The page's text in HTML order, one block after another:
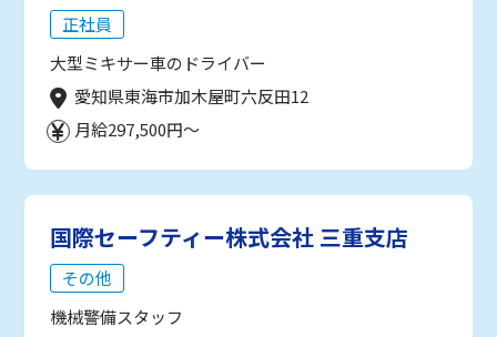
正社員
大型ミキサー車のドライバー
愛知県東海市加木屋町六反田12
月給297,500円～
国際セーフティー株式会社 三重支店
その他
機械警備スタッフ